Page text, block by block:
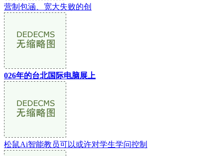
营制包涵、宽大失败的创
026年的台北国际电脑展上
松鼠Ai智能教员可以或许对学生学问控制